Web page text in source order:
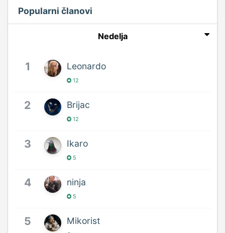
Popularni članovi
Nedelja
1 Leonardo
12
2 Brijac
12
3 Ikaro
5
4 ninja
5
5 Mikorist